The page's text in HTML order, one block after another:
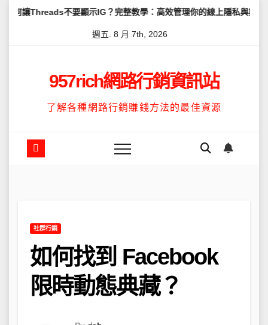
Skip顯示IG？完整教學：高效管理你的線上隱私與數據安全 怎麼讓
週五. 8 月 7th, 2026
957rich網路行銷資訊站
了解各種網路行銷賺錢方法的最佳資源
社群行銷
如何找到 Facebook
限時動態典藏？